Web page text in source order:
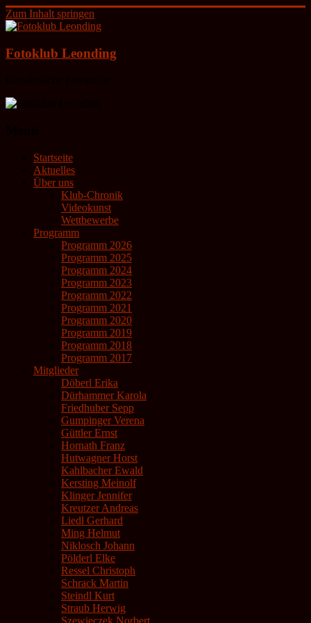
Zum Inhalt springen
Fotoklub Leonding
Startseite
Aktuelles
Über uns
Klub-Chronik
Videokunst
Wettbewerbe
Programm
Programm 2026
Programm 2025
Programm 2024
Programm 2023
Programm 2022
Programm 2021
Programm 2020
Programm 2019
Programm 2018
Programm 2017
Mitglieder
Döberl Erika
Dürhammer Karola
Friedhuber Sepp
Gumpinger Verena
Güttler Ernst
Hornath Franz
Hutwagner Horst
Kahlbacher Ewald
Kersting Meinolf
Klinger Jennifer
Kreutzer Andreas
Liedl Gerhard
Ming Helmut
Niklosch Johann
Pölderl Elke
Ressel Christoph
Schrack Martin
Steindl Kurt
Straub Herwig
Szewieczek Norbert